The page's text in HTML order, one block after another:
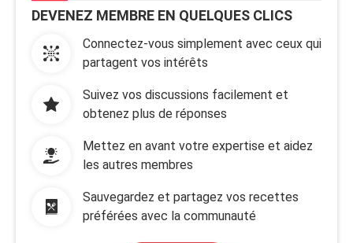
DEVENEZ MEMBRE EN QUELQUES CLICS
Connectez-vous simplement avec ceux qui
partagent vos intérêts
Suivez vos discussions facilement et
obtenez plus de réponses
Mettez en avant votre expertise et aidez
les autres membres
Sauvegardez et partagez vos recettes
préférées avec la communauté